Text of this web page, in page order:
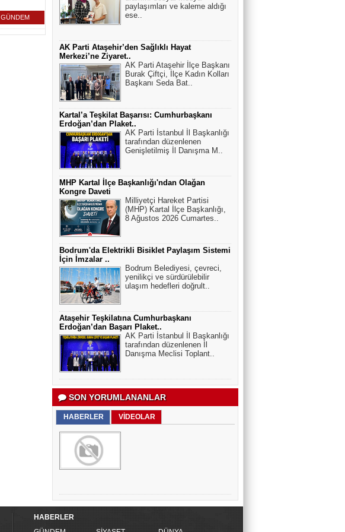
GÜNDEM
paylaşımları ve kaleme aldığı
ese..
AK Parti Ataşehir’den Sağlıklı Hayat
Merkezi’ne Ziyaret..
AK Parti Ataşehir İlçe Başkanı
Burak Çiftçi, İlçe Kadın Kolları
Başkanı Seda Bat..
Kartal’a Teşkilat Başarısı: Cumhurbaşkanı
Erdoğan’dan Plaket..
AK Parti İstanbul İl Başkanlığı
tarafından düzenlenen
Genişletilmiş İl Danışma M..
MHP Kartal İlçe Başkanlığı'ndan Olağan
Kongre Daveti
Milliyetçi Hareket Partisi
(MHP) Kartal İlçe Başkanlığı,
8 Ağustos 2026 Cumartes..
Bodrum'da Elektrikli Bisiklet Paylaşım Sistemi
İçin İmzalar ..
Bodrum Belediyesi, çevreci,
yenilikçi ve sürdürülebilir
ulaşım hedefleri doğrult..
Ataşehir Teşkilatına Cumhurbaşkanı
Erdoğan’dan Başarı Plaket..
AK Parti İstanbul İl Başkanlığı
tarafından düzenlenen İl
Danışma Meclisi Toplant..
SON YORUMLANANLAR
HABERLER VİDEOLAR
HABERLER